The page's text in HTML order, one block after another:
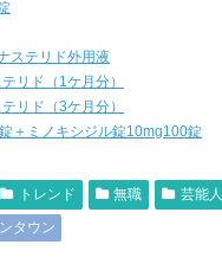
ステリド外用液
リド（1ケ月分）
リド（3ケ月分）
＋ミノキシジル錠10mg100錠
トレンド 無職
芸能人
タウン